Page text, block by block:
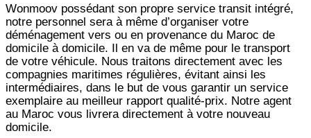
Wonmoov possédant son propre service transit intégré,
notre personnel sera à même d’organiser votre
déménagement vers ou en provenance du Maroc de
domicile à domicile. Il en va de même pour le transport
de votre véhicule. Nous traitons directement avec les
compagnies maritimes régulières, évitant ainsi les
intermédiaires, dans le but de vous garantir un service
exemplaire au meilleur rapport qualité-prix. Notre agent
au Maroc vous livrera directement à votre nouveau
domicile.